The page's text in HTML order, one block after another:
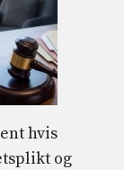
hvis
og